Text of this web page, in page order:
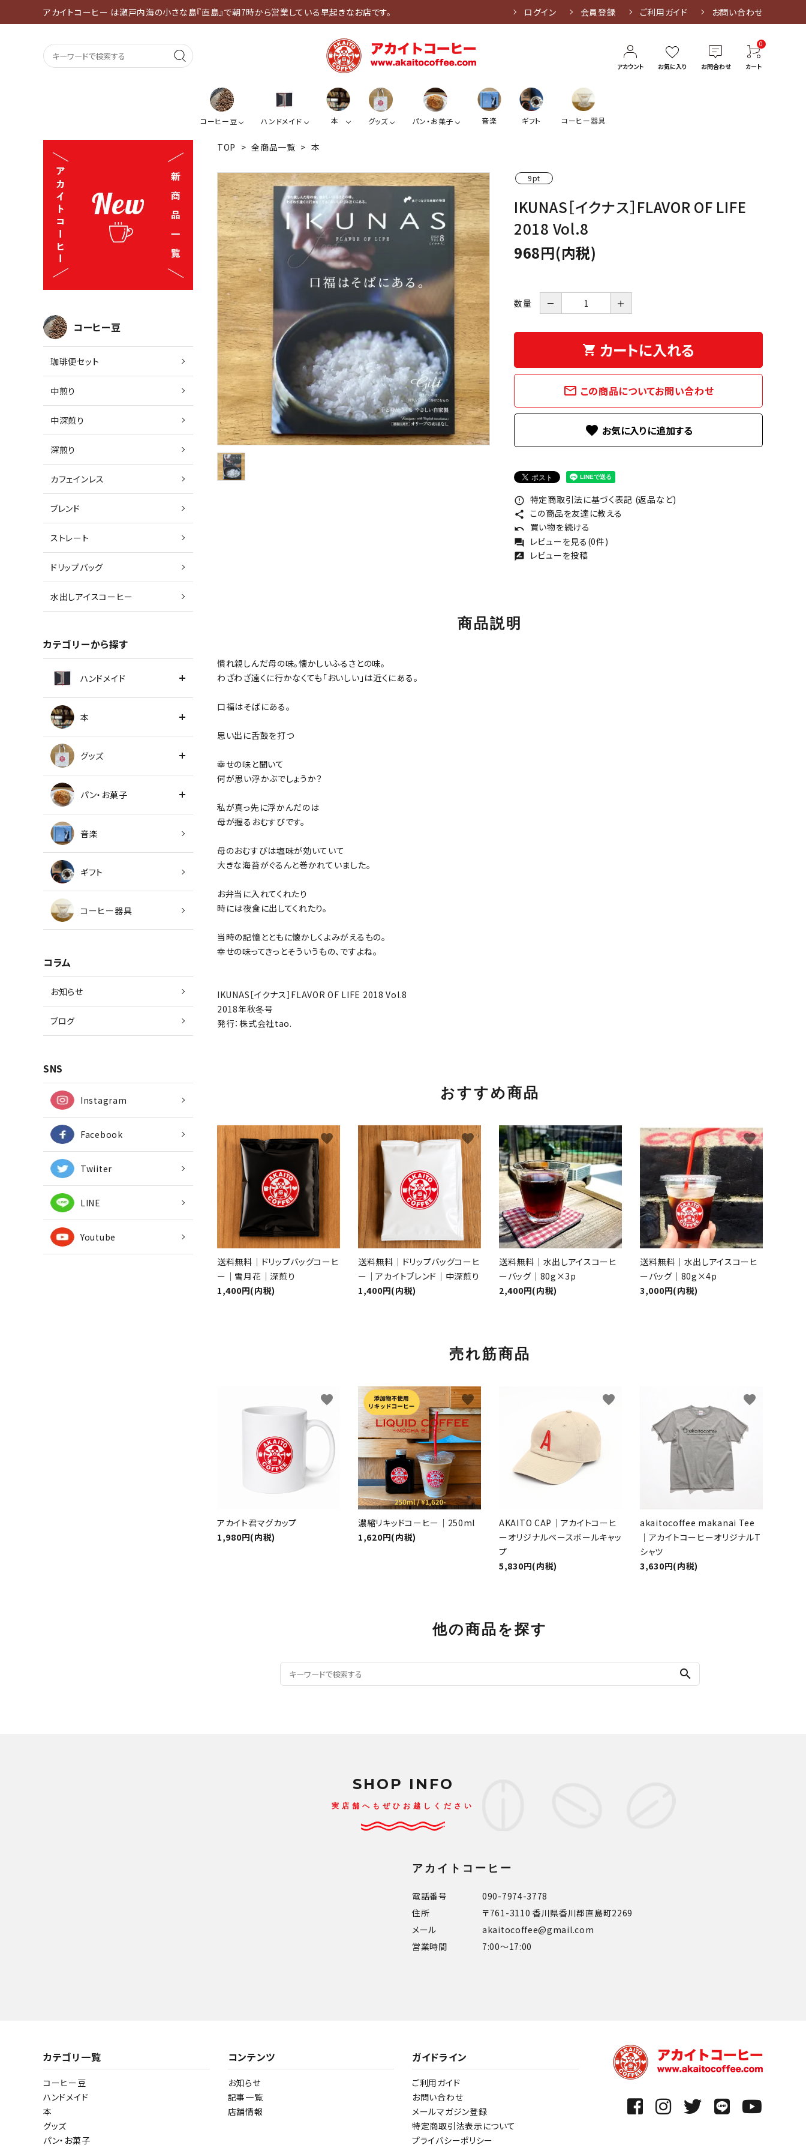
アカイトコーヒー は瀬戸内海の小さな島『直島』で朝7時から営業している早起きなお店です。 ログイン 会員登録 ご利用ガイド お問い合わせ
アカウント お気に入り お問合わせ
0
カート
コーヒー豆 ハンドメイド 本 グッズ パン・お菓子 音楽 ギフト コーヒー器具
TOP > 全商品一覧 > 本
9pt
IKUNAS［イクナス］FLAVOR OF LIFE
2018 Vol.8
968円(内税)
数量 － ＋
shopping_cart カートに入れる
mail_outline この商品についてお問い合わせ
favorite
error_outline 特定商取引法に基づく表記 (返品など)
share この商品を友達に教える
undo 買い物を続ける
forum レビューを見る(0件)
rate_review レビューを投稿
商品説明
慣れ親しんだ母の味。懐かしいふるさとの味。
わざわざ遠くに行かなくても「おいしい」は近くにある。
口福はそばにある。
思い出に舌鼓を打つ
幸せの味と聞いて
何が思い浮かぶでしょうか？
私が真っ先に浮かんだのは
母が握るおむすびです。
母のおむすびは塩味が効いていて
大きな海苔がぐるんと巻かれていました。
お弁当に入れてくれたり
時には夜食に出してくれたり。
当時の記憶とともに懐かしくよみがえるもの。
幸せの味ってきっとそういうもの、ですよね。
IKUNAS［イクナス］FLAVOR OF LIFE 2018 Vol.8
2018年秋冬号
発行：株式会社tao.
おすすめ商品
送料無料｜ドリップバッグコーヒ
ー｜雪月花｜深煎り
1,400円(内税)
favorite
送料無料｜ドリップバッグコーヒ
ー｜アカイトブレンド｜中深煎り
1,400円(内税)
favorite
送料無料｜水出しアイスコーヒ
ーバッグ｜80g×3p
2,400円(内税)
favorite
送料無料｜水出しアイスコーヒ
ーバッグ｜80g×4p
3,000円(内税)
favorite
売れ筋商品
アカイト君マグカップ
1,980円(内税)
favorite
濃縮リキッドコーヒー｜250ml
1,620円(内税)
favorite
AKAITO CAP｜アカイトコーヒ
ーオリジナルベースボールキャッ
プ
5,830円(内税)
favorite
akaitocoffee makanai Tee
｜アカイトコーヒーオリジナルT
シャツ
3,630円(内税)
favorite
他の商品を探す
search
コーヒー豆
珈琲便セット
中煎り
中深煎り
深煎り
カフェインレス
ブレンド
ストレート
ドリップバッグ
水出しアイスコーヒー
カテゴリーから探す
ハンドメイド
本
グッズ
パン・お菓子
音楽
ギフト
コーヒー器具
コラム
お知らせ
ブログ
SNS
Instagram
Facebook
Twiiter
LINE
Youtube
SHOP INFO
実店舗へもぜひお越しください
アカイトコーヒー
電話番号
090-7974-3778
住所
〒761-3110 香川県香川郡直島町2269
メール
akaitocoffee@gmail.com
営業時間
7:00～17:00
カテゴリ一覧
コーヒー豆
ハンドメイド
本
グッズ
パン・お菓子
コンテンツ
お知らせ
記事一覧
店舗情報
ガイドライン
ご利用ガイド
お問い合わせ
メールマガジン登録
特定商取引法表示について
プライバシーポリシー